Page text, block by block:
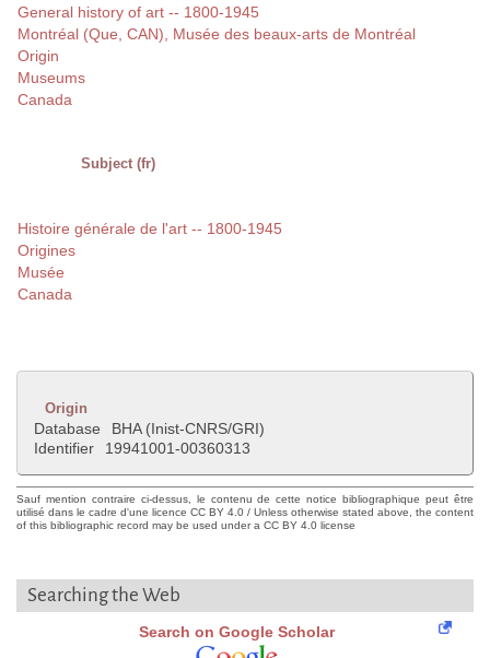
General history of art -- 1800-1945
Montréal (Que, CAN), Musée des beaux-arts de Montréal
Origin
Museums
Canada
Subject (fr)
Histoire générale de l'art -- 1800-1945
Origines
Musée
Canada
Origin
Database
BHA (Inist-CNRS/GRI)
Identifier
19941001-00360313
Sauf mention contraire ci-dessus, le contenu de cette notice bibliographique peut être
utilisé dans le cadre d'une licence CC BY 4.0 / Unless otherwise stated above, the content
of this bibliographic record may be used under a CC BY 4.0 license
Searching the Web
Search on Google Scholar